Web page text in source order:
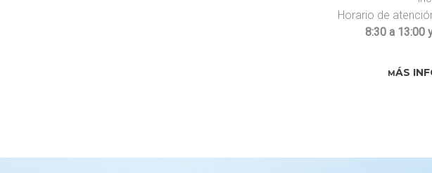
Horario de
8:30 a 13:00
M ÁS